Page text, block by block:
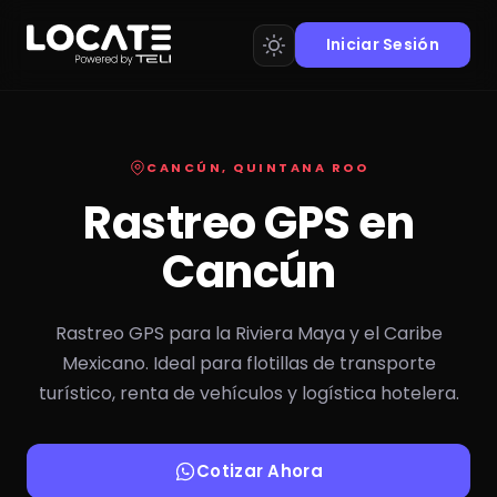
Iniciar Sesión
CANCÚN, QUINTANA ROO
Rastreo GPS en
Cancún
Rastreo GPS para la Riviera Maya y el Caribe
Mexicano. Ideal para flotillas de transporte
turístico, renta de vehículos y logística hotelera.
Cotizar Ahora